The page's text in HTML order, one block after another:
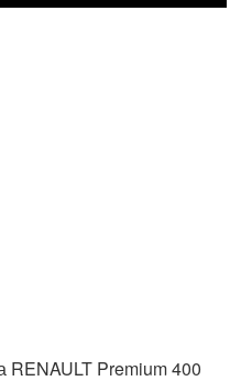
RENAULT Premium 400